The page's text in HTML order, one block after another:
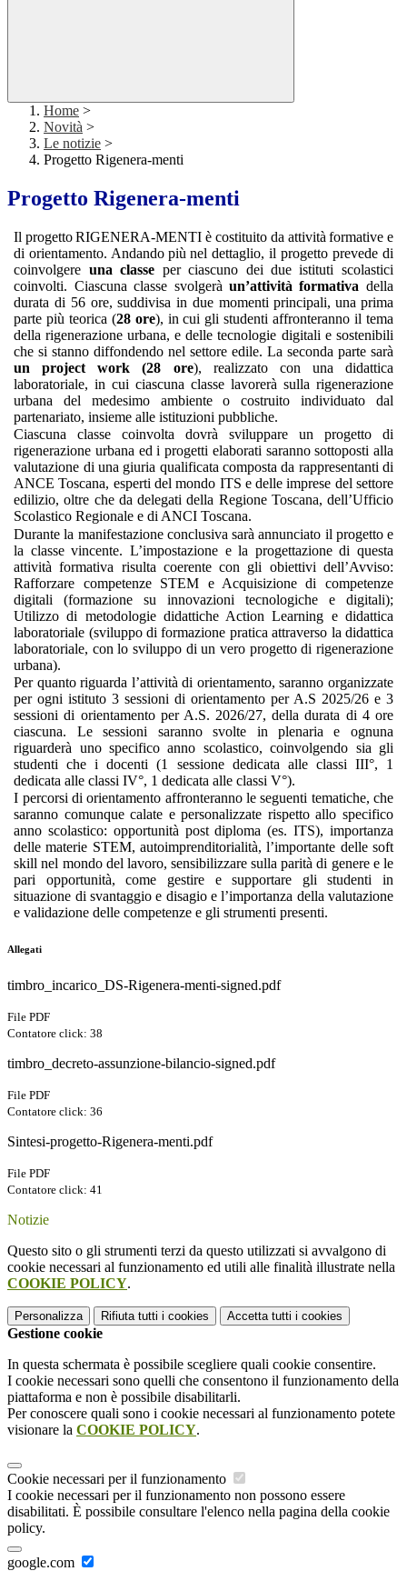
Home >
Novità >
Le notizie >
Progetto Rigenera-menti
Progetto Rigenera-menti
Il progetto RIGENERA-MENTI è costituito da attività formative e
di orientamento. Andando più nel dettaglio, il progetto prevede di
coinvolgere una classe per ciascuno dei due istituti scolastici
coinvolti. Ciascuna classe svolgeràun’attività formativa della
durata di 56 ore, suddivisa in due momenti principali, una prima
parte più teorica (28 ore), in cui gli studenti affronteranno il tema
della rigenerazione urbana, e delle tecnologie digitali e sostenibili
che si stanno diffondendo nel settore edile. La seconda parte sarà
un project work (28 ore), realizzato con una didattica
laboratoriale, in cui ciascuna classe lavorerà sulla rigenerazione
urbana del medesimo ambiente o costruito individuato dal
partenariato, insieme alle istituzioni pubbliche.
Ciascuna classe coinvolta dovrà sviluppare un progetto di
rigenerazione urbana ed i progetti elaborati saranno sottoposti alla
valutazione di una giuria qualificata composta da rappresentanti di
ANCE Toscana, esperti del mondo ITS e delle imprese del settore
edilizio, oltre che da delegati della Regione Toscana, dell’Ufficio
Scolastico Regionale e di ANCI Toscana.
Durante la manifestazione conclusiva sarà annunciato il progetto e
la classe vincente. L’impostazione e la progettazione di questa
attività formativa risulta coerente con gli obiettivi dell’Avviso:
Rafforzare competenze STEM e Acquisizione di competenze
digitali (formazione su innovazioni tecnologiche e digitali);
Utilizzo di metodologie didattiche Action Learning e didattica
laboratoriale (sviluppo di formazione pratica attraverso la didattica
laboratoriale, con lo sviluppo di un vero progetto di rigenerazione
urbana).
Per quanto riguarda l’attività di orientamento, saranno organizzate
per ogni istituto 3 sessioni di orientamento per A.S 2025/26 e 3
sessioni di orientamento per A.S. 2026/27, della durata di 4 ore
ciascuna. Le sessioni saranno svolte in plenaria e ognuna
riguarderà uno specifico anno scolastico, coinvolgendo sia gli
studenti che i docenti (1 sessione dedicata alle classi III°, 1
dedicata alle classi IV°, 1 dedicata alle classi V°).
I percorsi di orientamento affronteranno le seguenti tematiche, che
saranno comunque calate e personalizzate rispetto allo specifico
anno scolastico: opportunità post diploma (es. ITS), importanza
delle materie STEM, autoimprenditorialità, l’importante delle soft
skill nel mondo del lavoro, sensibilizzare sulla parità di genere e le
pari opportunità, come gestire e supportare gli studenti in
situazione di svantaggio e disagio e l’importanza della valutazione
e validazione delle competenze e gli strumenti presenti.
Allegati
timbro_incarico_DS-Rigenera-menti-signed.pdf
File PDF
Contatore click: 38
timbro_decreto-assunzione-bilancio-signed.pdf
File PDF
Contatore click: 36
Sintesi-progetto-Rigenera-menti.pdf
File PDF
Contatore click: 41
Notizie
Questo sito o gli strumenti terzi da questo utilizzati si avvalgono di
cookie necessari al funzionamento ed utili alle finalità illustrate nella
COOKIE POLICY.
Personalizza Rifiuta tutti i cookies Accetta tutti i cookies
Gestione cookie
In questa schermata è possibile scegliere quali cookie consentire.
I cookie necessari sono quelli che consentono il funzionamento della
piattaforma e non è possibile disabilitarli.
Per conoscere quali sono i cookie necessari al funzionamento potete
visionare la COOKIE POLICY.
Cookie necessari per il funzionamento
I cookie necessari per il funzionamento non possono essere
disabilitati. È possibile consultare l'elenco nella pagina della cookie
policy.
google.com